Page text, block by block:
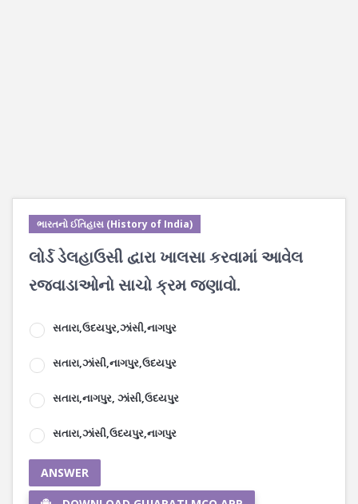
ભારતનો ઈતિહાસ (History of India)
લોર્ડ ડેલહાઉસી દ્વારા ખાલસા કરવામાં આવેલ
રજવાડાઓનો સાચો ક્રમ જણાવો.
સતારા,ઉદયપુર,ઝાંસી,નાગપુર
સતારા,ઝાંસી,નાગપુર,ઉદયપુર
સતારા,નાગપુર, ઝાંસી,ઉદયપુર
સતારા,ઝાંસી,ઉદયપુર,નાગપુર
ANSWER